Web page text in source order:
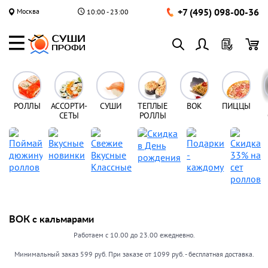
Москва 10:00 - 23:00 +7 (495) 098-00-36
РОЛЛЫ
АССОРТИ-
СЕТЫ
СУШИ
ТЕПЛЫЕ
РОЛЛЫ
ВОК ПИЦЦЫ
ВОК с кальмарами
Работаем с 10.00 до 23.00 ежедневно.
Минимальный заказ 599 руб. При заказе от 1099 руб. - бесплатная доставка.